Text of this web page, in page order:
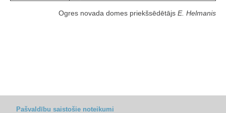
Ogres novada domes priekšsēdētājs E. Helmanis
Pašvaldību saistošie noteikumi